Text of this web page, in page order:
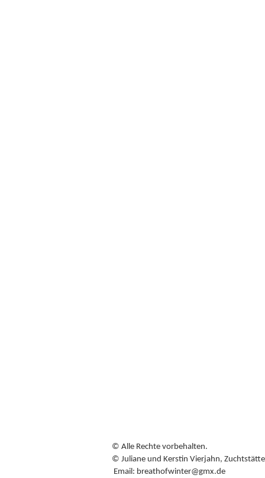
© Alle Rechte vorbehalten.
© Juliane und Kerstin Vierjahn,
Email: breathofwinter@gmx.de